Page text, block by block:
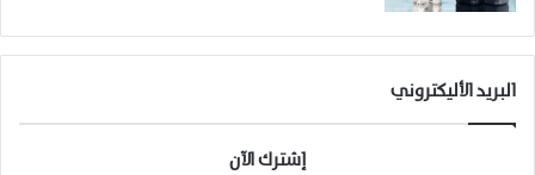
البريد الأليكتروني
إشترك الآن